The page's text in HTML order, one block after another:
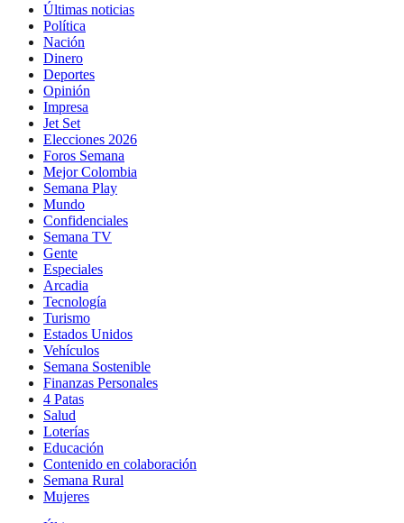
Últimas noticias
Política
Nación
Dinero
Deportes
Opinión
Impresa
Jet Set
Elecciones 2026
Foros Semana
Mejor Colombia
Semana Play
Mundo
Confidenciales
Semana TV
Gente
Especiales
Arcadia
Tecnología
Turismo
Estados Unidos
Vehículos
Semana Sostenible
Finanzas Personales
4 Patas
Salud
Loterías
Educación
Contenido en colaboración
Semana Rural
Mujeres